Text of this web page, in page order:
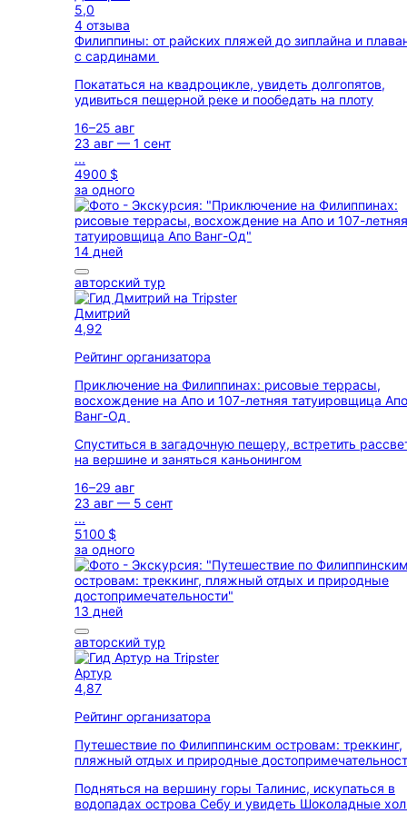
5,0
4 отзыва
Филиппины: от райских пляжей до зиплайна и
с сардинами
Покататься на квадроцикле, увидеть долгопятов,
удивиться пещерной реке и пообедать на плоту
16–25 авг
23 авг — 1 сент
...
4900 $
за одного
14 дней
авторский тур
Дмитрий
4,92
Рейтинг организатора
Приключение на Филиппинах: рисовые террасы,
восхождение на Апо и 107-летняя татуировщица Апо
Ванг-Од
Спуститься в загадочную пещеру, встретить
на вершине и заняться каньонингом
16–29 авг
23 авг — 5 сент
...
5100 $
за одного
13 дней
авторский тур
Артур
4,87
Рейтинг организатора
Путешествие по Филиппинским островам: треккинг,
пляжный отдых и природные
Подняться на вершину горы Талинис, искупаться в
водопадах острова Себу и увидеть Шоколадные